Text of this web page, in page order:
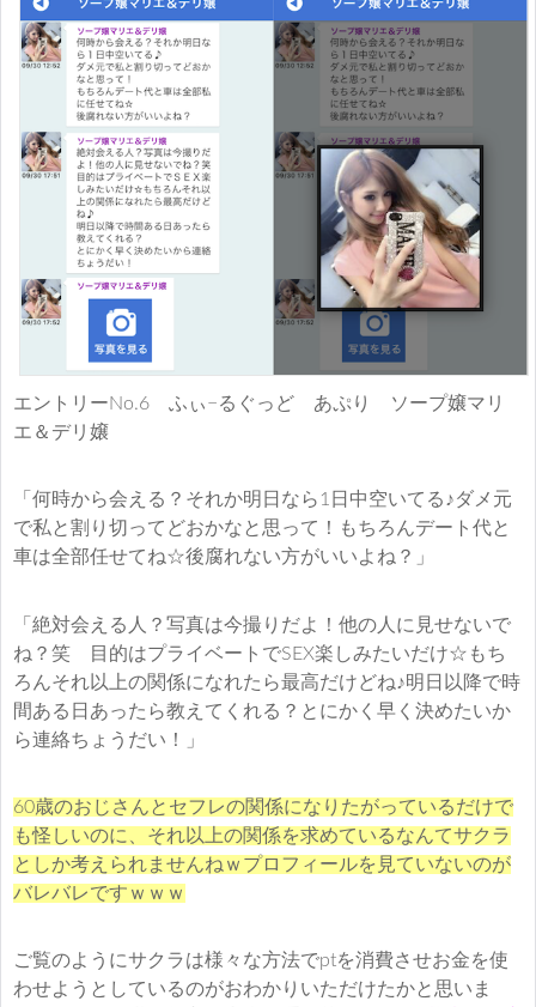
エントリーNo.6 ふぃ−るぐっど あぷり ソープ嬢マリ
エ＆デリ嬢
「何時から会える？それか明日なら1日中空いてる♪ダメ元
で私と割り切ってどおかなと思って！もちろんデート代と
車は全部任せてね☆後腐れない方がいいよね？」
「絶対会える人？写真は今撮りだよ！他の人に見せないで
ね？笑 目的はプライベートでSEX楽しみたいだけ☆もち
ろんそれ以上の関係になれたら最高だけどね♪明日以降で時
間ある日あったら教えてくれる？とにかく早く決めたいか
ら連絡ちょうだい！」
60歳のおじさんとセフレの関係になりたがっているだけで
も怪しいのに、それ以上の関係を求めているなんてサクラ
としか考えられませんねｗプロフィールを見ていないのが
バレバレですｗｗｗ
ご覧のようにサクラは様々な方法でptを消費させお金を使
わせようとしているのがおわかりいただけたかと思いま